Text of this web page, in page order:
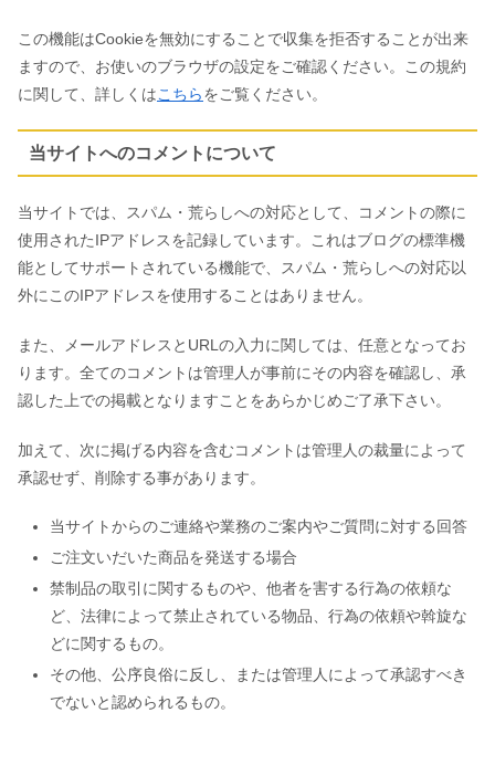
この機能はCookieを無効にすることで収集を拒否することが出来
ますので、お使いのブラウザの設定をご確認ください。この規約
に関して、詳しくはこちらをご覧ください。
当サイトへのコメントについて
当サイトでは、スパム・荒らしへの対応として、コメントの際に
使用されたIPアドレスを記録しています。これはブログの標準機
能としてサポートされている機能で、スパム・荒らしへの対応以
外にこのIPアドレスを使用することはありません。
また、メールアドレスとURLの入力に関しては、任意となってお
ります。全てのコメントは管理人が事前にその内容を確認し、承
認した上での掲載となりますことをあらかじめご了承下さい。
加えて、次に掲げる内容を含むコメントは管理人の裁量によって
承認せず、削除する事があります。
当サイトからのご連絡や業務のご案内やご質問に対する回答
ご注文いだいた商品を発送する場合
禁制品の取引に関するものや、他者を害する行為の依頼な
ど、法律によって禁止されている物品、行為の依頼や斡旋な
どに関するもの。
その他、公序良俗に反し、または管理人によって承認すべき
でないと認められるもの。